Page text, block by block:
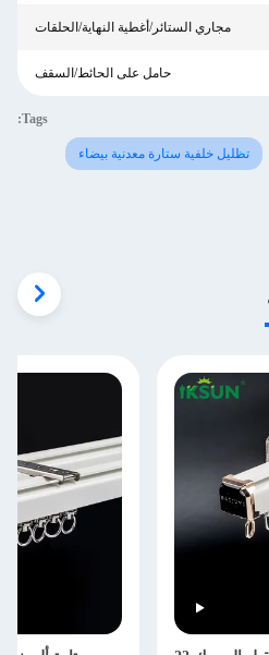
مجاري الستائر/أغطية النهاية/الحلقات
حامل على الحائط/السقف
Tags:
تظليل خلفية ستارة معدنية بيضاء